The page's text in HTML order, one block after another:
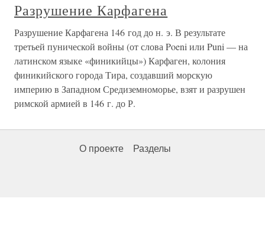
Разрушение Карфагена
Разрушение Карфагена 146 год до н. э. В результате
третьей пунической войны (от слова Poeni или Puni — на
латинском языке «финикийцы») Карфаген, колония
финикийского города Тира, создавший морскую
империю в Западном Средиземноморье, взят и разрушен
римской армией в 146 г. до Р.
О проекте Разделы